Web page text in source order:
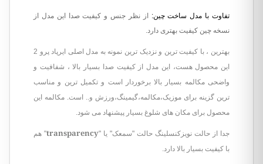
تفاوت با مدل ساخت چین:از نظر جنس و کیفیت صدا این مدل از
نسخه چین کیفیت بهتری دارد.
بهترین ، با کیفیت ترین و نزدیک ترین نمونه به مدل اصلی ایرپاد پرو 2
این محصول هست، این مدل از کیفیت صدا بسیار بالا ، شفافیت و
واضحی مکالمه بسیار بالا برخوردار است و تکمیل ترین و مناسب
ترین گزینه برای موزیک،مکالمه،گیمینگ،ورزش و.. است. مکالمه این
محصول برای مکان های شلوغ بسیار پیشنهاد می شود.
جدا از حالت نویزکنسلینگ حالت "سمعک" یا "transparency" هم
با کیفیت بسیار بالا دارد.